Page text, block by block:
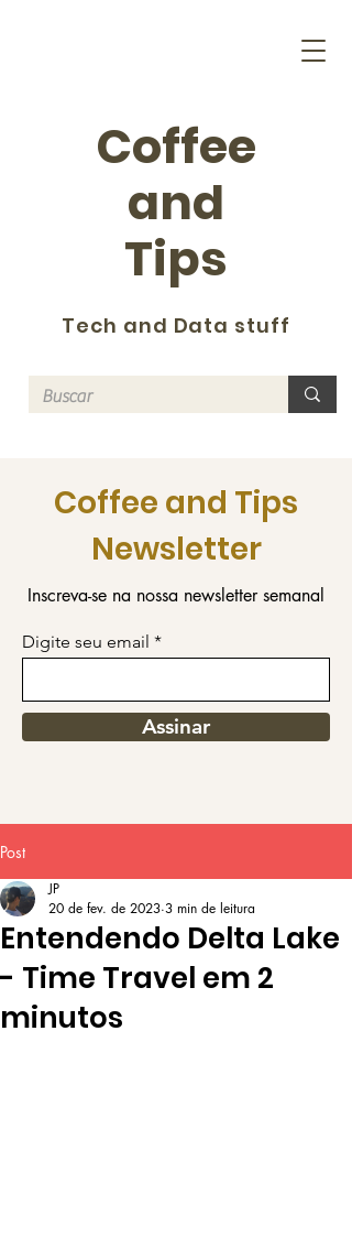
Coffee
and
Tips
Tech and Data stuff
Coffee and Tips
Newsletter
Inscreva-se na nossa newsletter semanal
Digite seu email
Assinar
Post
Entendendo Delta Lake
- Time Travel em 2
minutos
JP
20 de fev. de 2023 3 min de leitura